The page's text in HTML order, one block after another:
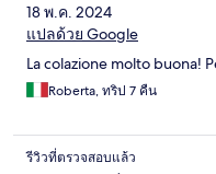
18 พ.ค. 2024
แปลด้วย Google
La colazione molto buona!
Roberta, ทริป 7 คืน
รีวิวที่ตรวจสอบแล้ว